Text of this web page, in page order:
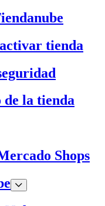
tienda
la tienda
Shops